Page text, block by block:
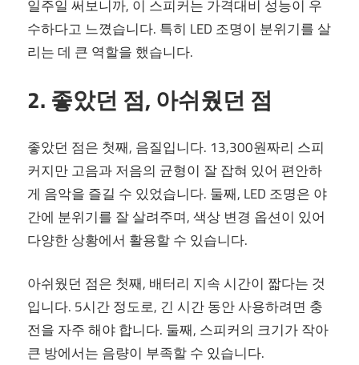
일주일 써보니까, 이 스피커는 가격대비 성능이 우
수하다고 느꼈습니다. 특히 LED 조명이 분위기를 살
리는 데 큰 역할을 했습니다.
2. 좋았던 점, 아쉬웠던 점
좋았던 점은 첫째, 음질입니다. 13,300원짜리 스피
커지만 고음과 저음의 균형이 잘 잡혀 있어 편안하
게 음악을 즐길 수 있었습니다. 둘째, LED 조명은 야
간에 분위기를 잘 살려주며, 색상 변경 옵션이 있어
다양한 상황에서 활용할 수 있습니다.
아쉬웠던 점은 첫째, 배터리 지속 시간이 짧다는 것
입니다. 5시간 정도로, 긴 시간 동안 사용하려면 충
전을 자주 해야 합니다. 둘째, 스피커의 크기가 작아
큰 방에서는 음량이 부족할 수 있습니다.